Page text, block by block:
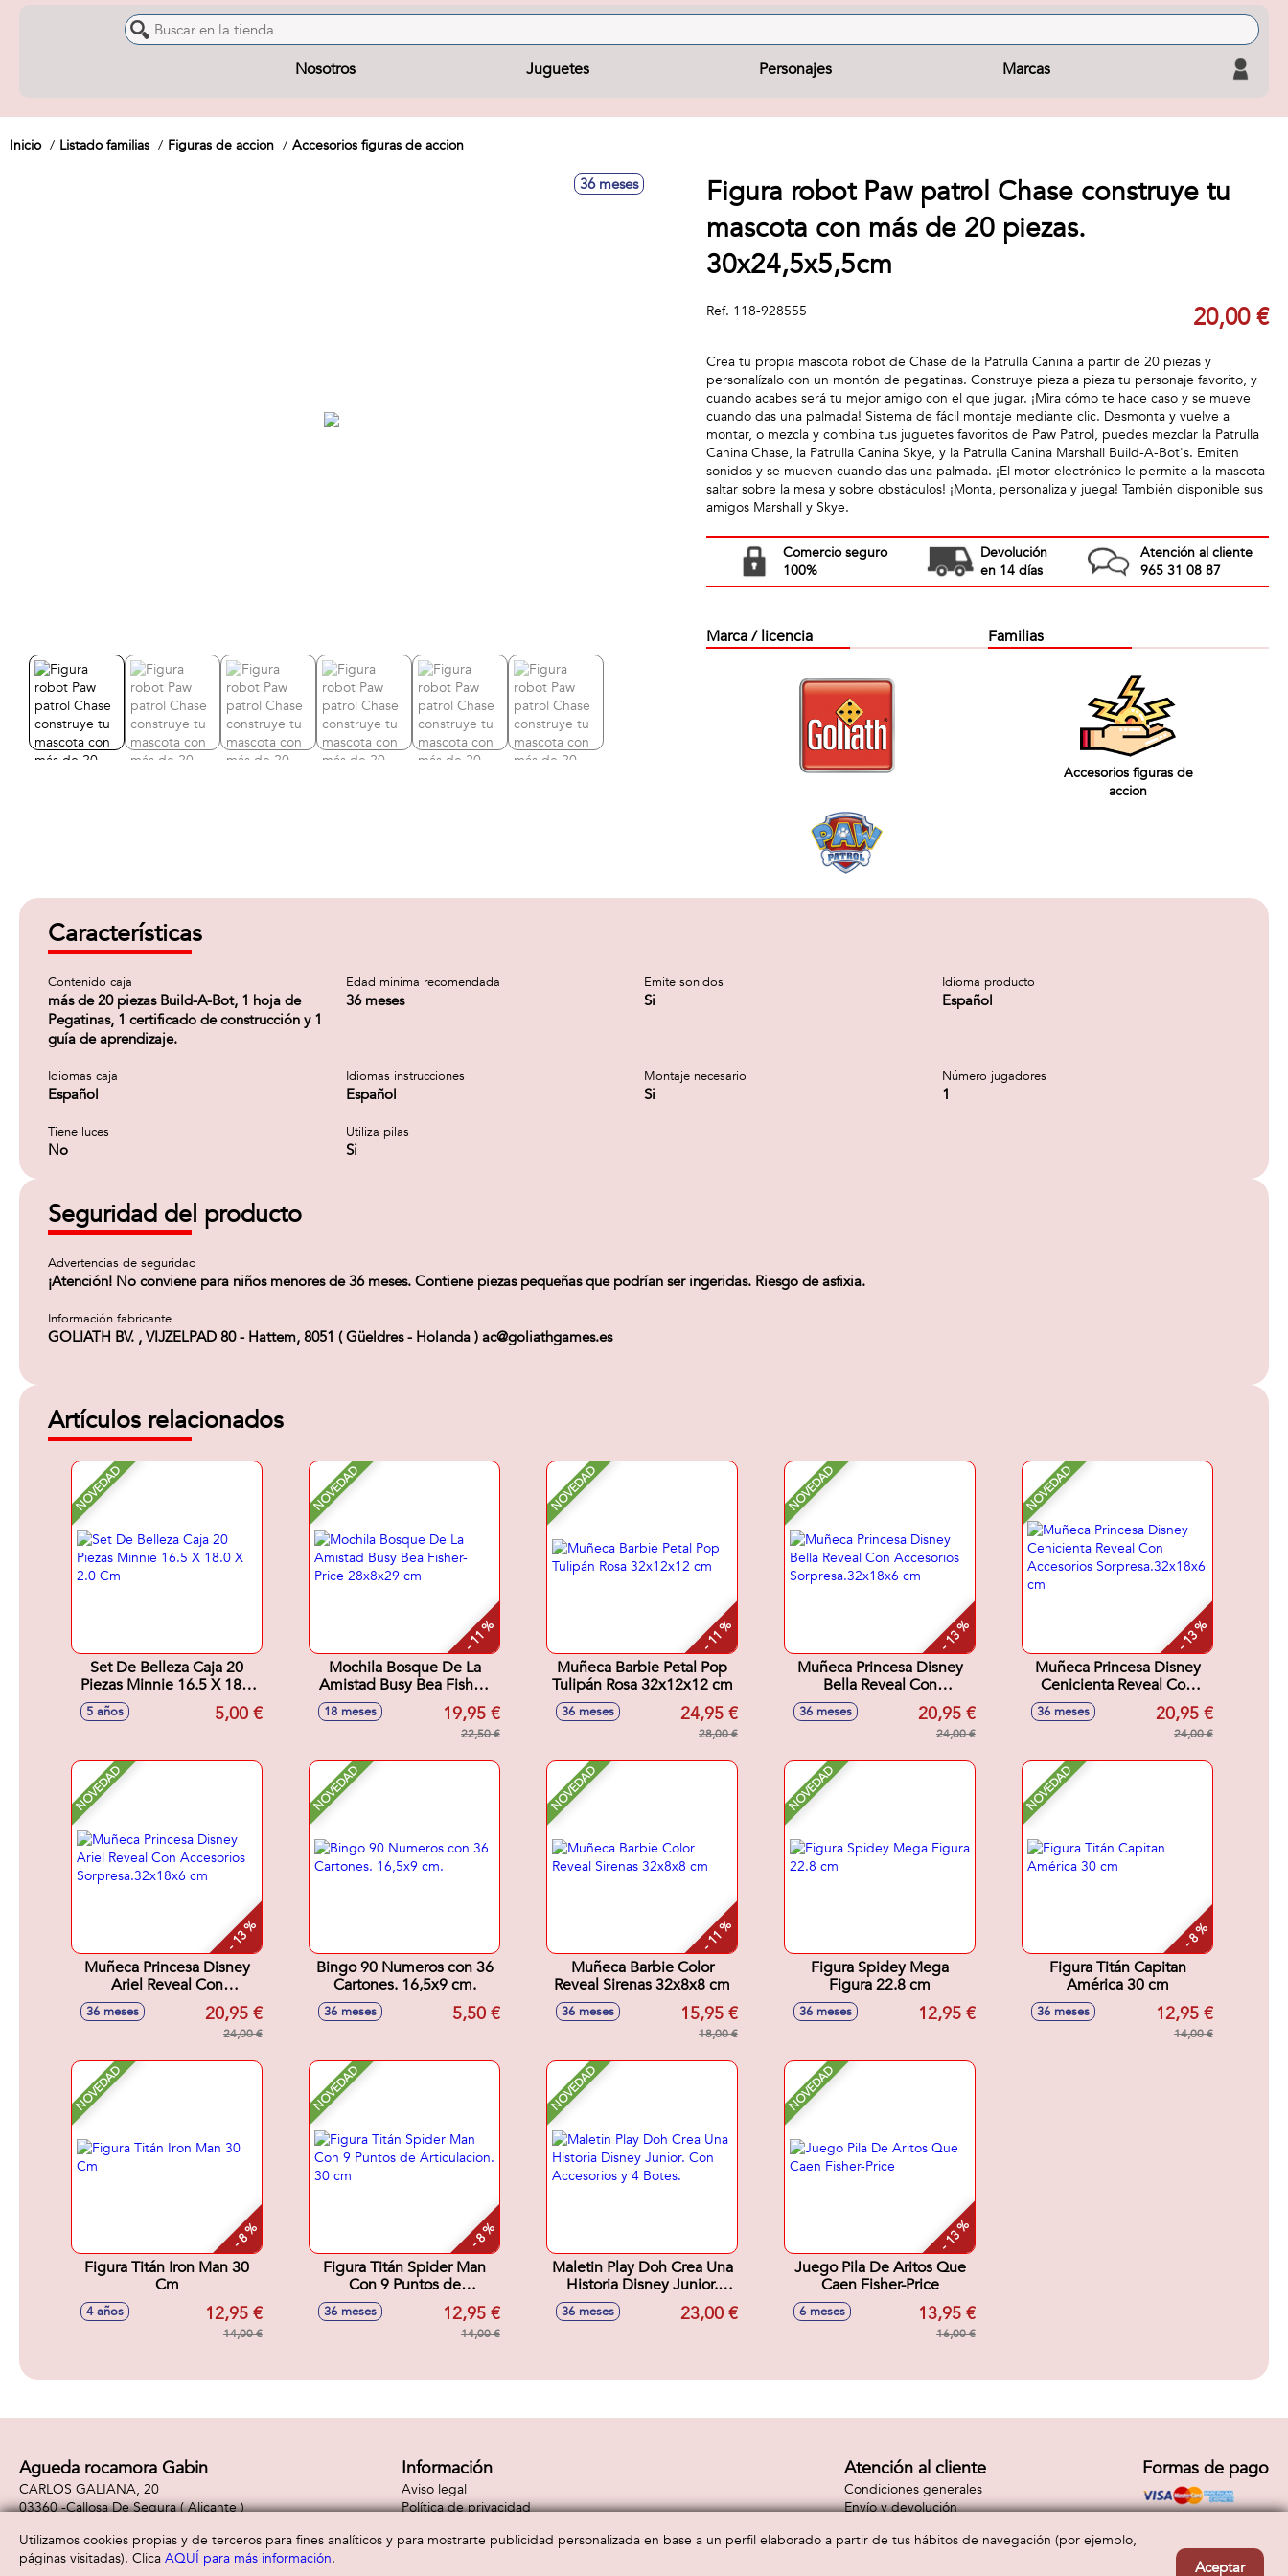
Nosotros Juguetes Personajes Marcas
Inicio Listado familias Figuras de accion Accesorios figuras de accion
36 meses
Figura robot Paw patrol Chase construye tu
mascota con más de 20 piezas.
30x24,5x5,5cm
Ref. 118-928555 20,00 €
Crea tu propia mascota robot de Chase de la Patrulla Canina a partir de 20 piezas y
personalízalo con un montón de pegatinas. Construye pieza a pieza tu personaje favorito, y
cuando acabes será tu mejor amigo con el que jugar. ¡Mira cómo te hace caso y se mueve
cuando das una palmada! Sistema de fácil montaje mediante clic. Desmonta y vuelve a
montar, o mezcla y combina tus juguetes favoritos de Paw Patrol, puedes mezclar la Patrulla
Canina Chase, la Patrulla Canina Skye, y la Patrulla Canina Marshall Build-A-Bot's. Emiten
sonidos y se mueven cuando das una palmada. ¡El motor electrónico le permite a la mascota
saltar sobre la mesa y sobre obstáculos! ¡Monta, personaliza y juega! También disponible sus
amigos Marshall y Skye.
Comercio seguro
100%
Devolución
en 14 días
Atención al cliente
965 31 08 87
Marca / licencia Familias
Accesorios figuras de
accion
Características
Contenido caja
más de 20 piezas Build-A-Bot, 1 hoja de
Pegatinas, 1 certificado de construcción y 1
guía de aprendizaje.
Edad minima recomendada
36 meses
Emite sonidos
Si
Idioma producto
Español
Idiomas caja
Español
Idiomas instrucciones
Español
Montaje necesario
Si
Número jugadores
1
Tiene luces
No
Utiliza pilas
Si
Seguridad del producto
Advertencias de seguridad
¡Atención! No conviene para niños menores de 36 meses. Contiene piezas pequeñas que podrían ser ingeridas. Riesgo de asfixia.
Información fabricante
GOLIATH BV. , VIJZELPAD 80 - Hattem, 8051 ( Güeldres - Holanda ) ac@goliathgames.es
Artículos relacionados
NOVEDAD
Set De Belleza Caja 20
Piezas Minnie 16.5 X 18.0
5 años 5,00 €
NOVEDAD
- 11 %
Mochila Bosque De La
Amistad Busy Bea Fisher-
Price 28x8x29 cm
18 meses 19,95 €
22,50 €
NOVEDAD
- 11 %
Muñeca Barbie Petal Pop
Tulipán Rosa 32x12x12 cm
36 meses 24,95 €
28,00 €
NOVEDAD
- 13 %
Muñeca Princesa Disney
Bella Reveal Con
Accesorios
Sorpresa.32x18x6 cm
36 meses 20,95 €
24,00 €
NOVEDAD
- 13 %
Muñeca Princesa Disney
Cenicienta Reveal Con
Accesorios
Sorpresa.32x18x6 cm
36 meses 20,95 €
24,00 €
NOVEDAD
- 13 %
Muñeca Princesa Disney
Ariel Reveal Con
Accesorios
Sorpresa.32x18x6 cm
36 meses 20,95 €
24,00 €
NOVEDAD
Bingo 90 Numeros con 36
Cartones. 16,5x9 cm.
36 meses 5,50 €
NOVEDAD
- 11 %
Muñeca Barbie Color
Reveal Sirenas 32x8x8 cm
36 meses 15,95 €
18,00 €
NOVEDAD
Figura Spidey Mega
Figura 22.8 cm
36 meses 12,95 €
NOVEDAD
- 8 %
Figura Titán Capitan
América 30 cm
36 meses 12,95 €
14,00 €
NOVEDAD
- 8 %
Figura Titán Iron Man 30
Cm
4 años 12,95 €
14,00 €
NOVEDAD
- 8 %
Figura Titán Spider Man
Con 9 Puntos de
Articulacion. 30 cm
36 meses 12,95 €
14,00 €
NOVEDAD
Maletin Play Doh Crea Una
Historia Disney Junior.
Con Accesorios y 4 Botes.
36 meses 23,00 €
NOVEDAD
- 13 %
Juego Pila De Aritos Que
Caen Fisher-Price
6 meses 13,95 €
16,00 €
Agueda rocamora Gabin
CARLOS GALIANA, 20
03360 -Callosa De Segura( Alicante )
Información
Aviso legal
Política de privacidad
Atención al cliente
Condiciones generales
Envío y devolución
Formas de pago
Utilizamos cookies propias y de terceros para fines analíticos y para mostrarte publicidad personalizada en base a un perfil elaborado a partir de tus hábitos de navegación (por ejemplo,
páginas visitadas). Clica AQUÍ para más información. Aceptar